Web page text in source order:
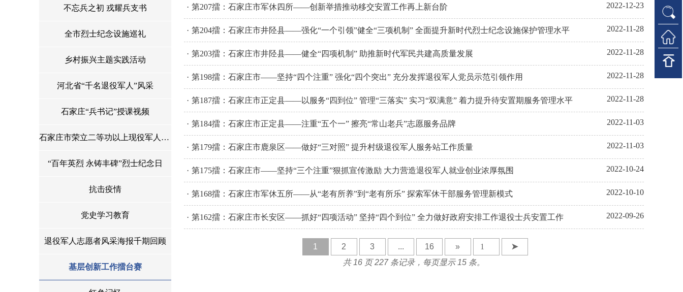
不忘兵之初 戎耀兵支书
全市烈士纪念设施巡礼
乡村振兴主题实践活动
河北省“千名退役军人”风采
石家庄“兵书记”授课视频
石家庄市荣立二等功以上现役军人光荣榜
“百年英烈 永铸丰碑”烈士纪念日
抗击疫情
党史学习教育
退役军人志愿者风采海报千期回顾
基层创新工作擂台赛
· 第207擂：石家庄市军休四所——创新举措推动移交安置工作再上新台阶 2022-12-23
· 第204擂：石家庄市井陉县——强化“一个引领”健全“三项机制” 全面提升新时代烈士纪念设施保护管理水平 2022-11-28
· 第203擂：石家庄市井陉县——健全“四项机制” 助推新时代军民共建高质量发展 2022-11-28
· 第198擂：石家庄市——坚持“四个注重” 强化“四个突出” 充分发挥退役军人党员示范引领作用 2022-11-28
· 第187擂：石家庄市正定县——以服务“四到位” 管理“三落实” 实习“双满意” 着力提升待安置期服务管理水平 2022-11-28
· 第184擂：石家庄市正定县——注重“五个一” 擦亮“常山老兵”志愿服务品牌 2022-11-03
· 第179擂：石家庄市鹿泉区——做好“三对照” 提升村级退役军人服务站工作质量 2022-11-03
· 第175擂：石家庄市——坚持“三个注重”狠抓宣传激励 大力营造退役军人就业创业浓厚氛围 2022-10-24
· 第168擂：石家庄市军休五所——从“老有所养”到“老有所乐” 探索军休干部服务管理新模式 2022-10-10
· 第162擂：石家庄市长安区——抓好“四项活动” 坚持“四个到位” 全力做好政府安排工作退役士兵安置工作 2022-09-26
1 2 3 ... 16 »
➤
共 16 页 227 条记录，每页显示 15 条。